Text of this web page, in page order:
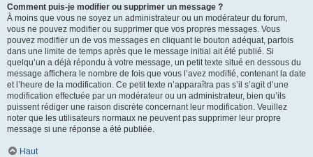
Comment puis-je modifier ou supprimer un message ?
À moins que vous ne soyez un administrateur ou un modérateur du forum,
vous ne pouvez modifier ou supprimer que vos propres messages. Vous
pouvez modifier un de vos messages en cliquant le bouton adéquat, parfois
dans une limite de temps après que le message initial ait été publié. Si
quelqu’un a déjà répondu à votre message, un petit texte situé en dessous du
message affichera le nombre de fois que vous l’avez modifié, contenant la date
et l’heure de la modification. Ce petit texte n’apparaîtra pas s’il s’agit d’une
modification effectuée par un modérateur ou un administrateur, bien qu’ils
puissent rédiger une raison discrète concernant leur modification. Veuillez
noter que les utilisateurs normaux ne peuvent pas supprimer leur propre
message si une réponse a été publiée.
Haut